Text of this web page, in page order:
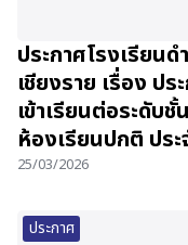
ประกาศโรงเรียน
เชียงราย เรื่อง ป
เข้าเรียนต่อระดับ
ห้องเรียนปกติ ปร
25/03/2026
ประกาศ